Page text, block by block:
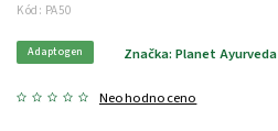
Kód: PA50
Adaptogen
Neohodnoceno
Značka: Planet Ayurveda